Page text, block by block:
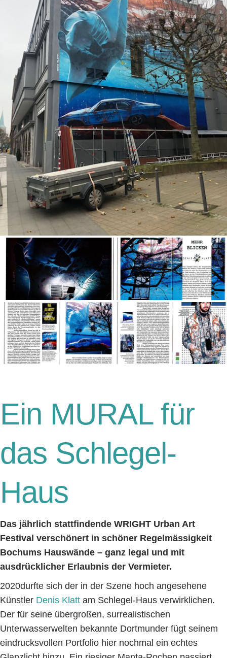
Ein MURAL für
das Schlegel-
Haus
Das jährlich stattfindende WRIGHT Urban Art
Festival verschönert in schöner Regelmässigkeit
Bochums Hauswände – ganz legal und mit
ausdrücklicher Erlaubnis der Vermieter.
2020durfte sich der in der Szene hoch angesehene
Künstler Denis Klatt am Schlegel-Haus verwirklichen.
Der für seine übergroßen, surrealistischen
Unterwasserwelten bekannte Dortmunder fügt seinem
eindrucksvollen Portfolio hier nochmal ein echtes